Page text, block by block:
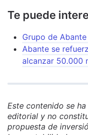
Te puede
Grupo de
Abante se
alcanzar 50.000
Este contenido se
editorial y no
propuesta de